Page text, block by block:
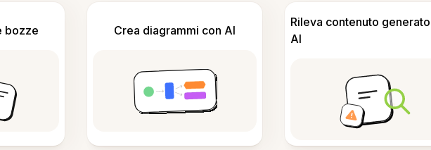
bozze Crea diagrammi con AI
Rileva contenuto
AI